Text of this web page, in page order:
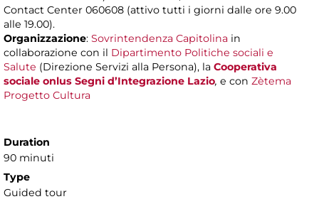
Contact Center 060608 (attivo tutti i giorni dalle ore 9.00
alle 19.00).
Organizzazione: Sovrintendenza Capitolina in
collaborazione con il Dipartimento Politiche sociali e
Salute (Direzione Servizi alla Persona), la Cooperativa
sociale onlus Segni d’Integrazione Lazio, e con Zètema
Progetto Cultura
Duration
90 minuti
Type
Guided tour